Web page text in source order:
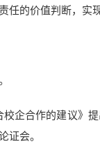
的价值判断，实
企合作的建议》
证会。